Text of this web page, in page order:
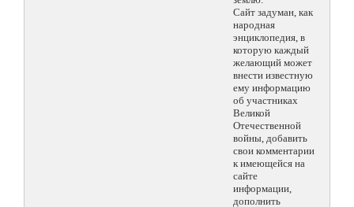
Сайт задуман, как
народная
энциклопедия, в
которую каждый
желающий может
внести известную
ему информацию
об участниках
Великой
Отечественной
войны, добавить
свои комментарии
к имеющейся на
сайте
информации,
дополнить